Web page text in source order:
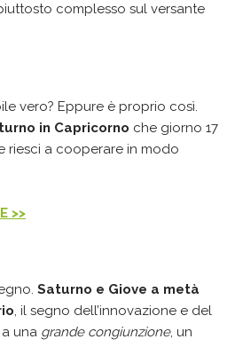
complesso sul versante
vero? Eppure è proprio così.
in Capricorno che giorno 17
riesci a cooperare in modo
>>
Saturno e Giove a metà
, il segno dell’innovazione e del
una grande congiunzione, un